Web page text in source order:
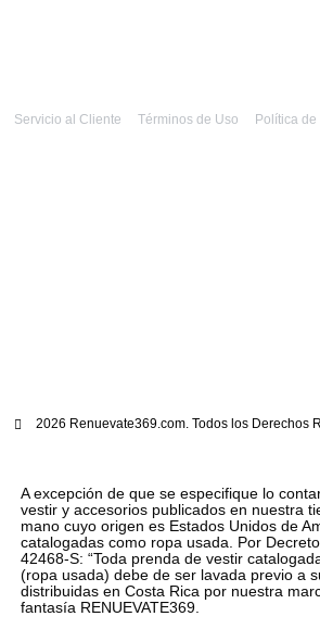
2026 Renuevate369.com. Todos los Derechos
Servicio al Cliente Términos de Uso Política
A excepción de que se especifique lo
vestir y accesorios publicados en nuestra
mano cuyo origen es Estados Unidos de
catalogadas como ropa usada. Por
42468-S: “Toda prenda de vestir
(ropa usada) debe de ser lavada previo a
distribuidas en Costa Rica por nuestra
fantasía RENUEVATE369.